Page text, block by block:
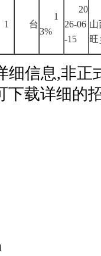
1 台
1
3%
20
26-06
-15
山
旺
细信息,非正
下载详细的